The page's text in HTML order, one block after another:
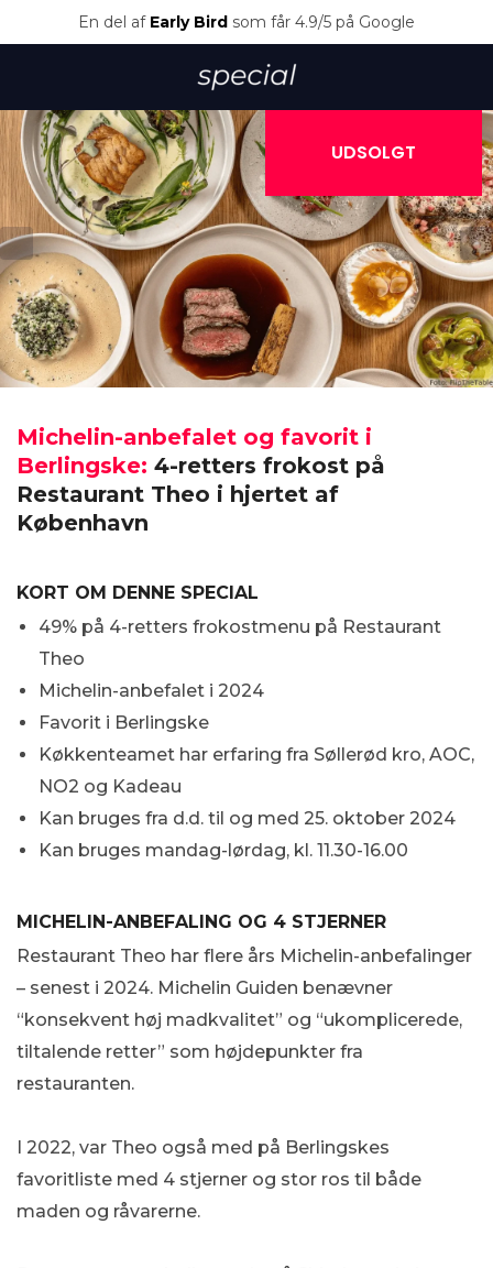
En del af Early Bird som får 4.9/5 på Google
UDSOLGT
Michelin-anbefalet og favorit i
Berlingske: 4-retters frokost på
Restaurant Theo i hjertet af
København
KORT OM DENNE SPECIAL
49% på 4-retters frokostmenu på Restaurant
Theo
Michelin-anbefalet i 2024
Favorit i Berlingske
Køkkenteamet har erfaring fra Søllerød kro, AOC,
NO2 og Kadeau
Kan bruges fra d.d. til og med 25. oktober 2024
Kan bruges mandag-lørdag, kl. 11.30-16.00
MICHELIN-ANBEFALING OG 4 STJERNER
Restaurant Theo har flere års Michelin-anbefalinger
– senest i 2024. Michelin Guiden benævner
“konsekvent høj madkvalitet” og “ukomplicerede,
tiltalende retter” som højdepunkter fra
restauranten.
I 2022, var Theo også med på Berlingskes
favoritliste med 4 stjerner og stor ros til både
maden og råvarerne.